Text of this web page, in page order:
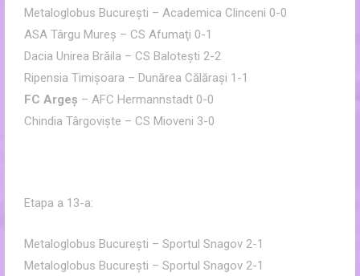
Metaloglobus Bucureşti – Academica Clinceni 0-0
ASA Târgu Mureş – CS Afumaţi 0-1
Dacia Unirea Brăila – CS Baloteşti 2-2
Ripensia Timişoara – Dunărea Călăraşi 1-1
FC Argeş – AFC Hermannstadt 0-0
Chindia Târgovişte – CS Mioveni 3-0
Etapa a 13-a:
Metaloglobus Bucureşti – Sportul Snagov 2-1
Metaloglobus Bucureşti – Sportul Snagov 2-1